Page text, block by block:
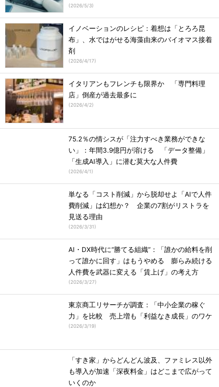
(2026/5/3)
イノベーションのレシピ：着想は「とろろ昆
布」、水ではがせる海藻由来のバイオマス接着
剤
(2026/4/17)
イタリアンもフレンチも限界か 「専門料理
店」倒産が過去最多に
(2026/4/2)
75.2％の情シスが「注力すべき業務ができな
い」：年間3.9億円が溶ける 「データ整備」
「生成AI導入」に潜む莫大な人件費
(2026/4/1)
単なる「コスト削減」から脱却せよ「AIで人件
費削減」は幻想か？ 企業の7割がリストラを
見送る理由
(2026/3/31)
AI・DX時代に“勝てる組織”：「誰かの給料を削
って誰かに回す」はもうやめる 膨らみ続ける
人件費を武器に変える「賃上げ」の考え方
(2026/3/27)
東京商工リサーチが調査：「中小企業の稼ぐ
力」を比較 売上増も「利益なき成長」のワケ
(2026/3/19)
「すき家」からどんどん波及、ファミレス以外
も導入が加速「深夜料金」はどこまで広がって
いくのか